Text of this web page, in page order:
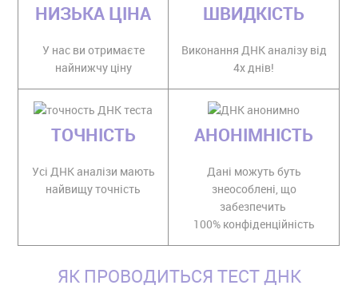
НИЗЬКА ЦІНА
У нас ви отримаєте
найнижчу ціну
ШВИДКІСТЬ
Виконання ДНК аналізу від
4х днів!
ТОЧНІСТЬ
Усі ДНК аналізи мають
найвищу точність
АНОНІМНІСТЬ
Дані можуть буть
знеособлені, що
забезпечить
100% конфіденційність
ЯК ПРОВОДИТЬСЯ ТЕСТ ДНК